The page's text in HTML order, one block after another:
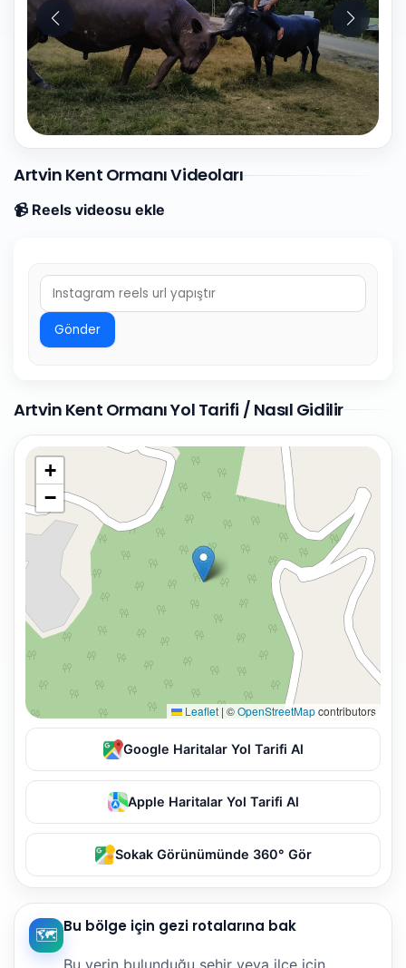
Artvin Kent Ormanı Videoları
📹 Reels videosu ekle
Gönder
Artvin Kent Ormanı Yol Tarifi / Nasıl Gidilir
+
−
Leaflet | ©OpenStreetMapcontributors
Google Haritalar Yol Tarifi Al
Apple Haritalar Yol Tarifi Al
Sokak Görünümünde 360° Gör
🗺️ Bu bölge için gezi rotalarına bak
Bu yerin bulunduğu şehir veya ilçe için